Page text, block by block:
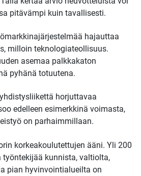
pitävämpi kuin tavallisesti.
hajauttaa
milloin teknologiateollisuus.
asemaa palkkakaton
pyhänä totuutena.
horjuttavaa
edelleen esimerkkinä voimasta,
on parhaimmillaan.
korkeakoulutettujen ääni. Yli 200
työntekijää kunnista, valtiolta,
pian hyvinvointialueilta on